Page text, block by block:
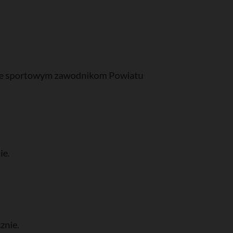
sportowym zawodnikom Powiatu